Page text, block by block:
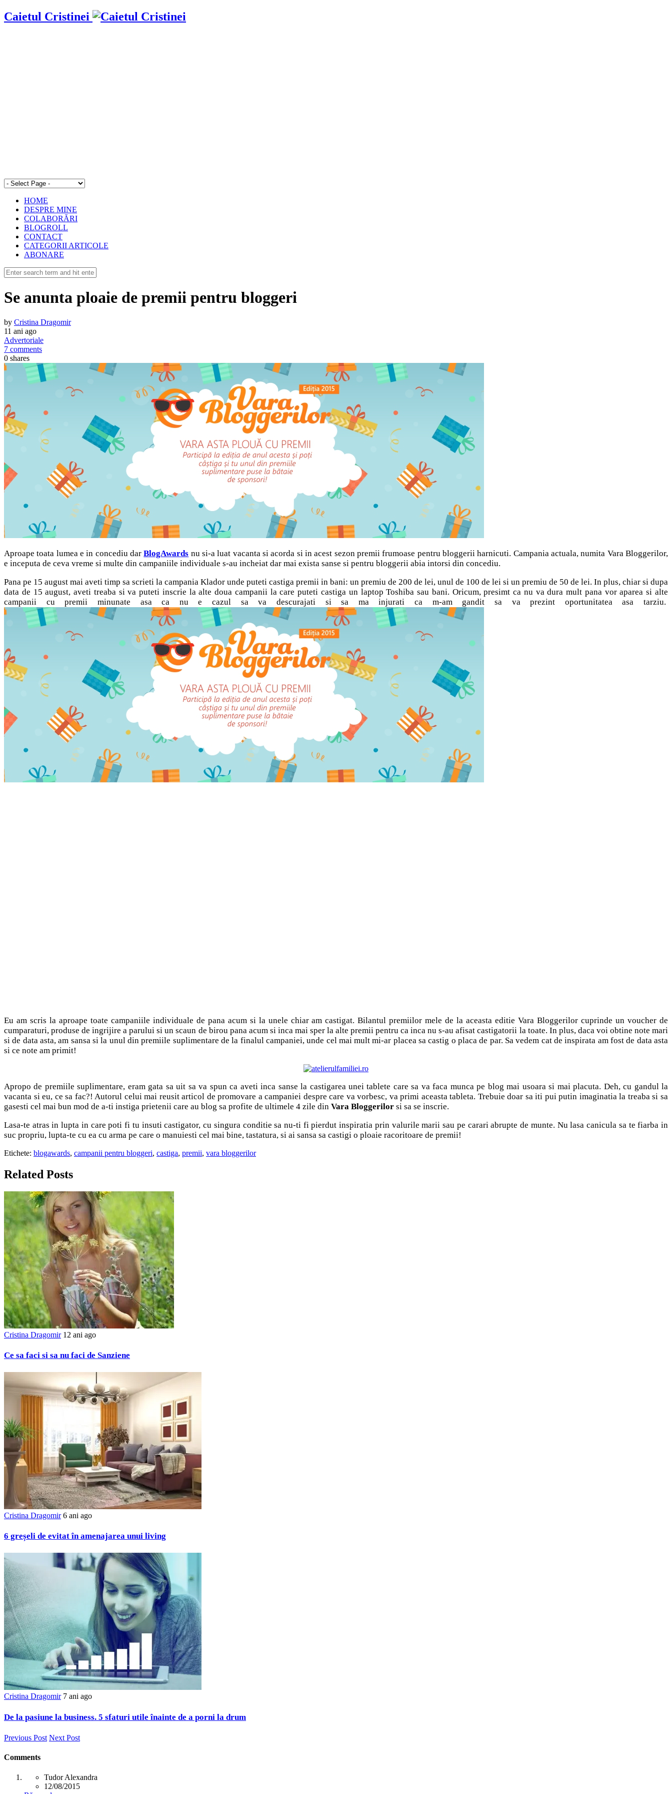
Caietul Cristinei
HOME
DESPRE MINE
COLABORĂRI
BLOGROLL
CONTACT
CATEGORII ARTICOLE
ABONARE
Se anunta ploaie de premii pentru bloggeri
by Cristina Dragomir
11 ani ago
Advertoriale
7 comments
0 shares
Aproape toata lumea e in concediu darBlogAwards nu si-a luat vacanta si acorda si in acest sezon premii frumoase pentru bloggerii harnicuti. Campania actuala, numita Vara Bloggerilor,
e inceputa de ceva vreme si multe din campaniile individuale s-au incheiat dar mai exista sanse si pentru bloggerii abia intorsi din concediu.
Pana pe 15 august mai aveti timp sa scrieti la campania Klador unde puteti castiga premii in bani: un premiu de 200 de lei, unul de 100 de lei si un premiu de 50 de lei. In plus, chiar si dupa
data de 15 august, aveti treaba si va puteti inscrie la alte doua campanii la care puteti castiga un laptop Toshiba sau bani. Oricum, presimt ca nu va dura mult pana vor aparea si alte
campanii cu premii minunate asa ca nu e cazul sa va descurajati si sa ma injurati ca m-am gandit sa va prezint oportunitatea asa tarziu.
Eu am scris la aproape toate campaniile individuale de pana acum si la unele chiar am castigat. Bilantul premiilor mele de la aceasta editie Vara Bloggerilor cuprinde un voucher de
cumparaturi, produse de ingrijire a parului si un scaun de birou pana acum si inca mai sper la alte premii pentru ca inca nu s-au afisat castigatorii la toate. In plus, daca voi obtine note mari
si de data asta, am sansa si la unul din premiile suplimentare de la finalul campaniei, unde cel mai mult mi-ar placea sa castig o placa de par. Sa vedem cat de inspirata am fost de data asta
si ce note am primit!
Apropo de premiile suplimentare, eram gata sa uit sa va spun ca aveti inca sanse la castigarea unei tablete care sa va faca munca pe blog mai usoara si mai placuta. Deh, cu gandul la
vacanta si eu, ce sa fac?! Autorul celui mai reusit articol de promovare a campaniei despre care va vorbesc, va primi aceasta tableta. Trebuie doar sa iti pui putin imaginatia la treaba si sa
gasesti cel mai bun mod de a-ti instiga prietenii care au blog sa profite de ultimele 4 zile din Vara Bloggerilor si sa se inscrie.
Lasa-te atras in lupta in care poti fi tu insuti castigator, cu singura conditie sa nu-ti fi pierdut inspiratia prin valurile marii sau pe carari abrupte de munte. Nu lasa canicula sa te fiarba in
suc propriu, lupta-te cu ea cu arma pe care o manuiesti cel mai bine, tastatura, si ai sansa sa castigi o ploaie racoritoare de premii!
Etichete: blogawards, campanii pentru bloggeri, castiga, premii, vara bloggerilor
Related Posts
Cristina Dragomir 12 ani ago
Ce sa faci si sa nu faci de Sanziene
Cristina Dragomir 6 ani ago
6 greșeli de evitat în amenajarea unui living
Cristina Dragomir 7 ani ago
De la pasiune la business. 5 sfaturi utile înainte de a porni la drum
Previous Post Next Post
Comments
Tudor Alexandra
12/08/2015